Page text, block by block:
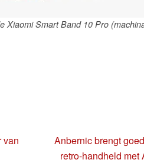
Xiaomi Smart Band 10 Pro
van
Anbernic brengt
retro-handheld met